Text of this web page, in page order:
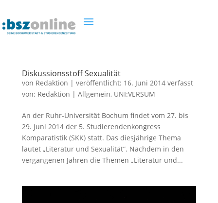
Diskussionsstoff Sexualität
von Redaktion | veröffentlicht: 16. Juni 2014verfasst
von: Redaktion | Allgemein, UNI:VERSUM
An der Ruhr-Universität Bochum findet vom 27. bis
29. Juni 2014 der 5. Studierendenkongress
Komparatistik (SKK) statt. Das diesjährige Thema
lautet „Literatur und Sexualität“. Nachdem in den
vergangenen Jahren die Themen „Literatur und...